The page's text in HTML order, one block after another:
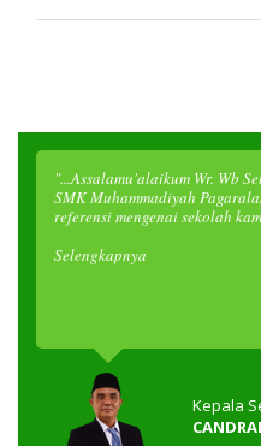
"...Assalamu'alaikum Wr. Wb
SMK Muhammadiyah
referensi mengenai sekolah
Selengkapnya
Kepala